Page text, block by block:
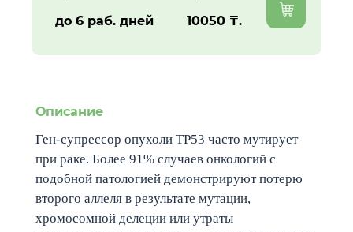
до 6 раб. дней
10050 ₸.
Описание
Ген-супрессор опухоли TP53 часто мутирует
при раке. Более 91% случаев онкологий с
подобной патологией демонстрируют потерю
второго аллеля в результате мутации,
хромосомной делеции или утраты